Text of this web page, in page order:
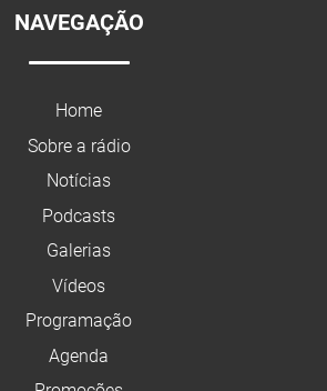
NAVEGAÇÃO
Home
Sobre a rádio
Notícias
Podcasts
Galerias
Vídeos
Programação
Agenda